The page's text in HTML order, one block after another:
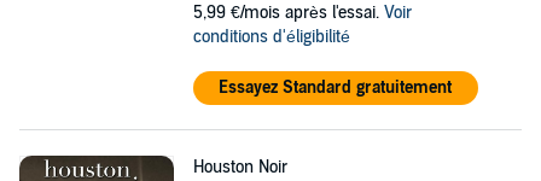
5,99 €/mois après l'essai. Voir
conditions d'éligibilité
Essayez Standard gratuitement
Houston Noir